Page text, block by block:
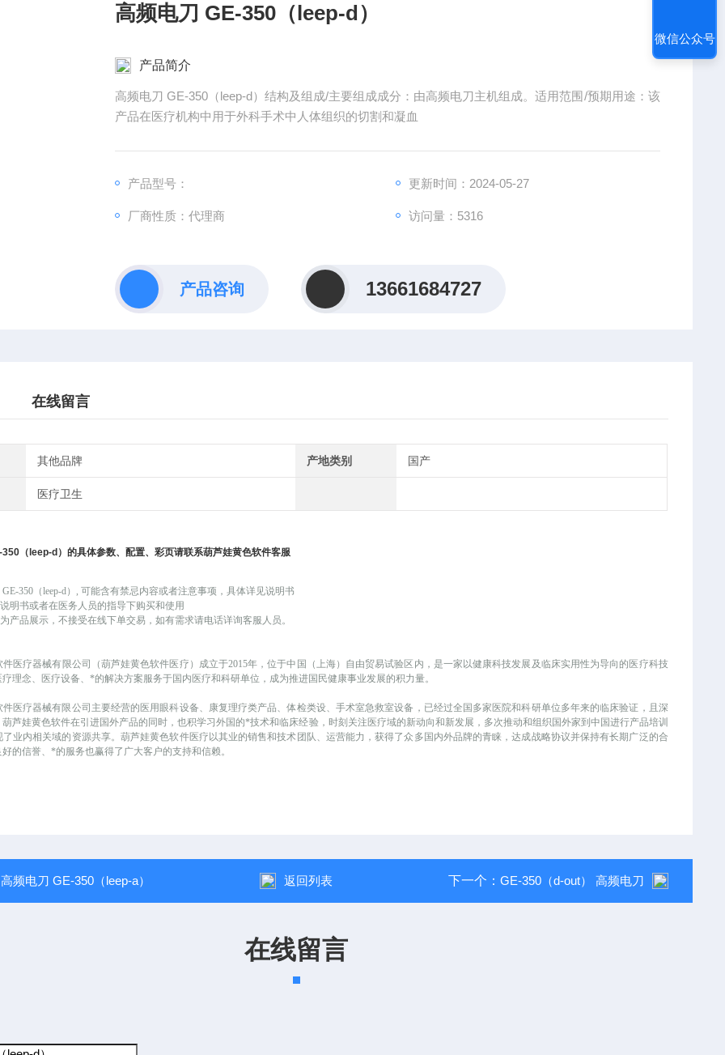
高频电刀 GE-350（leep-d）
产品简介
高频电刀 GE-350（leep-d）结构及组成/主要组成成分：由高频电刀主机组成。适用范围/预期用途：该
产品在医疗机构中用于外科手术中人体组织的切割和凝血
产品型号： 更新时间：2024-05-27
厂商性质：代理商 访问量：5316
产品咨询 13661684727
在线留言
其他品牌 产地类别 国产
医疗卫生
350 （ leep-d ）的具体参数、配置、彩页请联系葫芦娃黄色软件客服
GE-350（leep-d） , 可能含有禁忌内容或者注意事项，具体详见说明书
明书或者在医务人员的指导下购买和使用
产品展示，不接受在线下单交易，如有需求请电话详询客服人员。
件医疗器械有限公司（葫芦娃黄色软件医疗）成立于2015年，位于中国（上海）自由贸易试验区内，是一家以健康科技发展及临床实用性为导向的医疗科技
理念、医疗设备、*的解决方案服务于国内医疗和科研单位，成为推进国民健康事业发展的积力量。
件医疗器械有限公司主要经营的医用眼科设备、康复理疗类产品、体检类设、手术室急救室设备，已经过全国多家医院和科研单位多年来的临床验证，且深
芦娃黄色软件在引进国外产品的同时，也积学习外国的*技术和临床经验，时刻关注医疗域的新动向和新发展，多次推动和组织国外家到中国进行产品培训
业内相关域的资源共享。葫芦娃黄色软件医疗以其业的销售和技术团队、运营能力，获得了众多国内外品牌的青睐，达成战略协议并保持有长期广泛的合
的信誉、*的服务也赢得了广大客户的支持和信赖。
高频电刀 GE-350（leep-a） 返回列表 下一个： GE-350（d-out） 高频电刀
在线留言
微信公众号